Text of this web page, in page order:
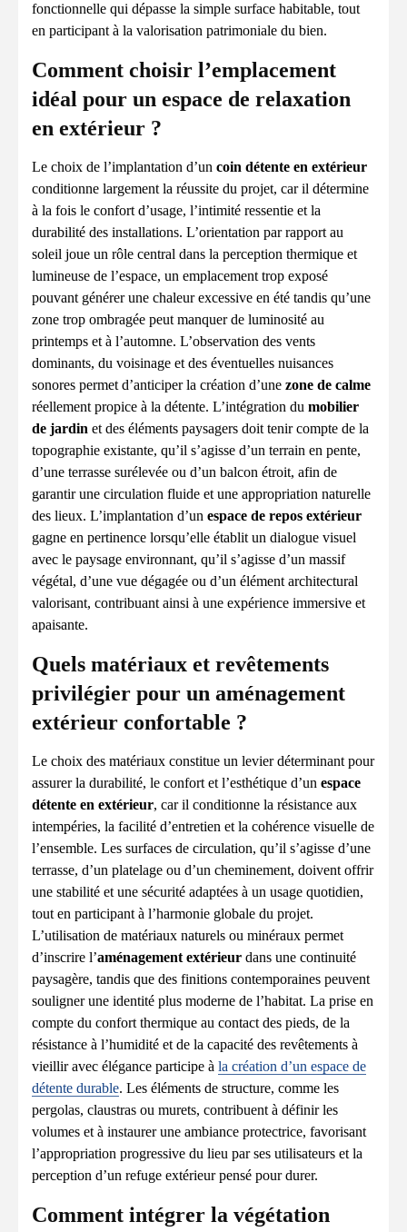
fonctionnelle qui dépasse la simple surface habitable, tout
en participant à la valorisation patrimoniale du bien.
Comment choisir l’emplacement
idéal pour un espace de relaxation
en extérieur ?
Le choix de l’implantation d’un coin détente en extérieur
conditionne largement la réussite du projet, car il détermine
à la fois le confort d’usage, l’intimité ressentie et la
durabilité des installations. L’orientation par rapport au
soleil joue un rôle central dans la perception thermique et
lumineuse de l’espace, un emplacement trop exposé
pouvant générer une chaleur excessive en été tandis qu’une
zone trop ombragée peut manquer de luminosité au
printemps et à l’automne. L’observation des vents
dominants, du voisinage et des éventuelles nuisances
sonores permet d’anticiper la création d’une zone de calme
réellement propice à la détente. L’intégration du mobilier
de jardin et des éléments paysagers doit tenir compte de la
topographie existante, qu’il s’agisse d’un terrain en pente,
d’une terrasse surélevée ou d’un balcon étroit, afin de
garantir une circulation fluide et une appropriation naturelle
des lieux. L’implantation d’un espace de repos extérieur
gagne en pertinence lorsqu’elle établit un dialogue visuel
avec le paysage environnant, qu’il s’agisse d’un massif
végétal, d’une vue dégagée ou d’un élément architectural
valorisant, contribuant ainsi à une expérience immersive et
apaisante.
Quels matériaux et revêtements
privilégier pour un aménagement
extérieur confortable ?
Le choix des matériaux constitue un levier déterminant pour
assurer la durabilité, le confort et l’esthétique d’un espace
détente en extérieur, car il conditionne la résistance aux
intempéries, la facilité d’entretien et la cohérence visuelle de
l’ensemble. Les surfaces de circulation, qu’il s’agisse d’une
terrasse, d’un platelage ou d’un cheminement, doivent offrir
une stabilité et une sécurité adaptées à un usage quotidien,
tout en participant à l’harmonie globale du projet.
L’utilisation de matériaux naturels ou minéraux permet
d’inscrire l’aménagement extérieur dans une continuité
paysagère, tandis que des finitions contemporaines peuvent
souligner une identité plus moderne de l’habitat. La prise en
compte du confort thermique au contact des pieds, de la
résistance à l’humidité et de la capacité des revêtements à
vieillir avec élégance participe à la création d’un espace de
détente durable. Les éléments de structure, comme les
pergolas, claustras ou murets, contribuent à définir les
volumes et à instaurer une ambiance protectrice, favorisant
l’appropriation progressive du lieu par ses utilisateurs et la
perception d’un refuge extérieur pensé pour durer.
Comment intégrer la végétation